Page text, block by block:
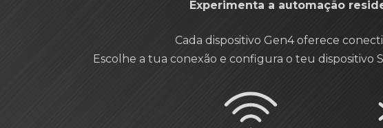
​Experimenta a automação
Cada dispositivo Gen4 oferece
Escolhe a tua conexão e configura o teu